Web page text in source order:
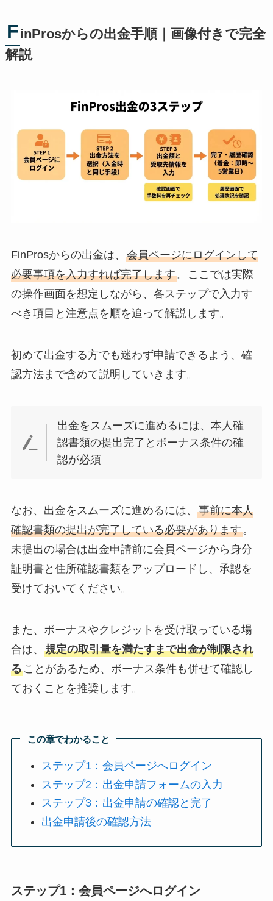
FinProsからの出金手順｜画像付きで完全
解説
FinProsからの出金は、 会員ページにログインして
必要事項を入力すれば完了します。ここでは実際
の操作画面を想定しながら、各ステップで入力す
べき項目と注意点を順を追って解説します。
初めて出金する方でも迷わず申請できるよう、確
認方法まで含めて説明していきます。
出金をスムーズに進めるには、本人確
認書類の提出完了とボーナス条件の確
認が必須
なお、出金をスムーズに進めるには、 事前に本人
確認書類の提出が完了している必要があります。
未提出の場合は出金申請前に会員ページから身分
証明書と住所確認書類をアップロードし、承認を
受けておいてください。
また、ボーナスやクレジットを受け取っている場
合は、 規定の取引量を満たすまで出金が制限され
ることがあるため、ボーナス条件も併せて確認し
ておくことを推奨します。
この章でわかること
ステップ1：会員ページへログイン
ステップ2：出金申請フォームの入力
ステップ3：出金申請の確認と完了
出金申請後の確認方法
ステップ1：会員ページへログイン